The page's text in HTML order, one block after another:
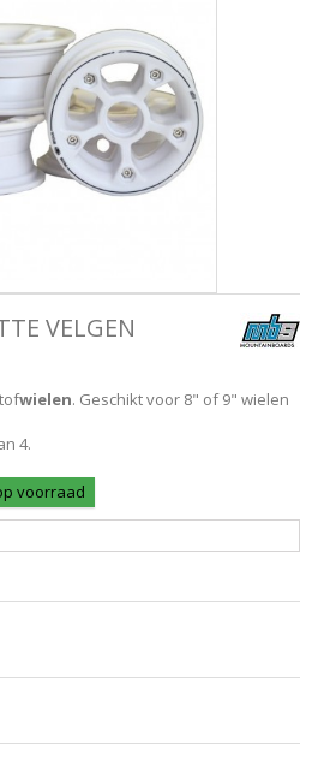
VELGEN
wielen. Geschikt voor 8" of 9" wielen
4.
voorraad